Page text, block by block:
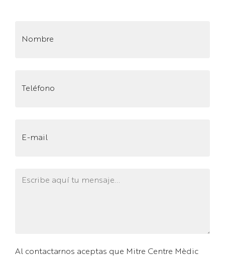
Al contactarnos aceptas que Mitre Centre Mèdic